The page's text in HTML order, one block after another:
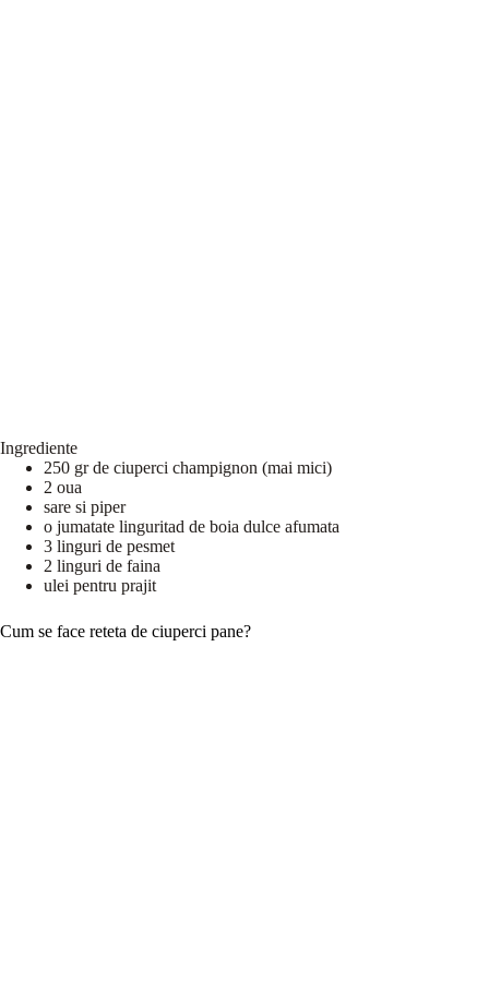
Ingrediente
250 gr de ciuperci champignon (mai mici)
2 oua
sare si piper
o jumatate linguritad de boia dulce afumata
3 linguri de pesmet
2 linguri de faina
ulei pentru prajit
Cum se face reteta de ciuperci pane?